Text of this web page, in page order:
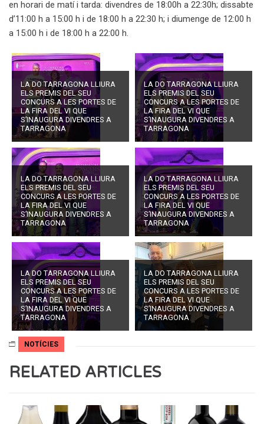
en horari de matí i tarda: divendres de 18:00h a 22:30h; dissabte
d’11:00 h a 15:00 h i de 18:00 h a 22:30 h; i diumenge de 12:00 h
a 15:00 h i de 18:00 h a 22:00 h.
LA DO TARRAGONA LLIURA
ELS PREMIS DEL SEU
CONCURS A LES PORTES DE
LA FIRA DEL VI QUE
S’INAUGURA DIVENDRES A
TARRAGONA
LA DO TARRAGONA LLIURA
ELS PREMIS DEL SEU
CONCURS A LES PORTES DE
LA FIRA DEL VI QUE
S’INAUGURA DIVENDRES A
TARRAGONA
LA DO TARRAGONA LLIURA
ELS PREMIS DEL SEU
CONCURS A LES PORTES DE
LA FIRA DEL VI QUE
S’INAUGURA DIVENDRES A
TARRAGONA
LA DO TARRAGONA LLIURA
ELS PREMIS DEL SEU
CONCURS A LES PORTES DE
LA FIRA DEL VI QUE
S’INAUGURA DIVENDRES A
TARRAGONA
LA DO TARRAGONA LLIURA
ELS PREMIS DEL SEU
CONCURS A LES PORTES DE
LA FIRA DEL VI QUE
S’INAUGURA DIVENDRES A
TARRAGONA
LA DO TARRAGONA LLIURA
ELS PREMIS DEL SEU
CONCURS A LES PORTES DE
LA FIRA DEL VI QUE
S’INAUGURA DIVENDRES A
TARRAGONA
NOTÍCIES
RELATED ARTICLES